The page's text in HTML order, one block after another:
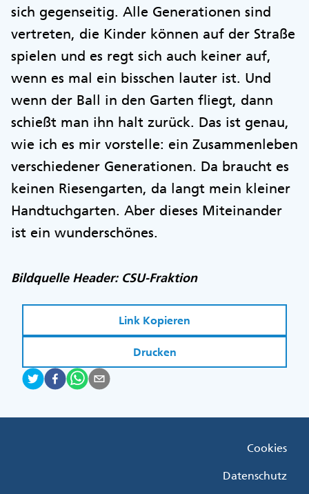
sich gegenseitig. Alle Generationen sind
vertreten, die Kinder können auf der Straße
spielen und es regt sich auch keiner auf,
wenn es mal ein bisschen lauter ist. Und
wenn der Ball in den Garten fliegt, dann
schießt man ihn halt zurück. Das ist genau,
wie ich es mir vorstelle: ein Zusammenleben
verschiedener Generationen. Da braucht es
keinen Riesengarten, da langt mein kleiner
Handtuchgarten. Aber dieses Miteinander
ist ein wunderschönes.
Bildquelle Header: CSU-Fraktion
Link Kopieren
Drucken
Cookies
Datenschutz